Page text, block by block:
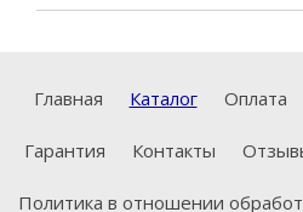
Главная Каталог Оплата
Гарантия Контакты
Политика в отношении